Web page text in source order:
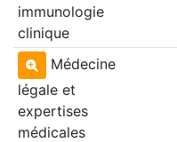
immunologie
clinique
Médecine
légale et
expertises
médicales